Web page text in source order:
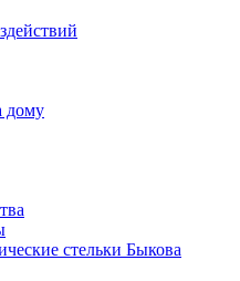
дому
стельки Быкова